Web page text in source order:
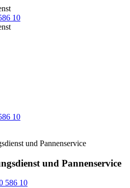
10
10
und Pannenservice
586 10